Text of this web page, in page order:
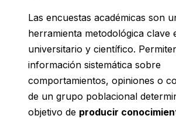
Las encuestas académicas son
herramienta metodológica clave
universitario y científico.
información sistemática sobre
comportamientos, opiniones o
de un grupo poblacional
objetivo de producir